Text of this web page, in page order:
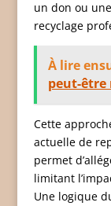
un don ou
recyclage
À lire
peut-être
Cette
actuelle de
permet
limitant
Une logique